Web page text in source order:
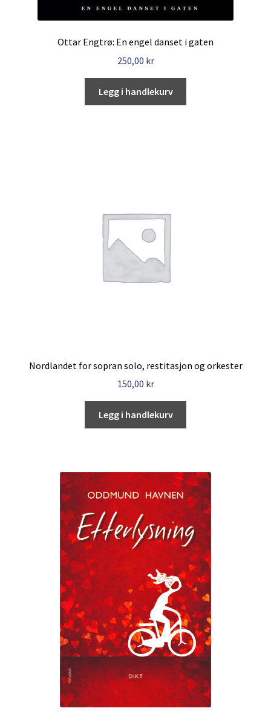
Ottar Engtrø: En engel danset i gaten
250,00 kr
Legg i handlekurv
Nordlandet for sopran solo, restitasjon og orkester
150,00 kr
Legg i handlekurv